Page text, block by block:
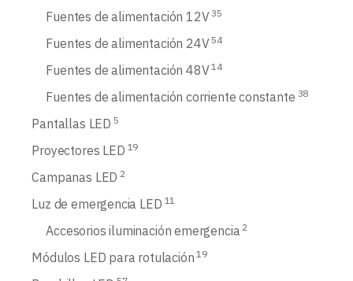
Fuentes de alimentación 12V 35
Fuentes de alimentación 24V 54
Fuentes de alimentación 48V 14
Fuentes de alimentación corriente constante 38
Pantallas LED 5
Proyectores LED 19
Campanas LED 2
Luz de emergencia LED 11
Accesorios iluminación emergencia 2
Módulos LED para rotulación 19